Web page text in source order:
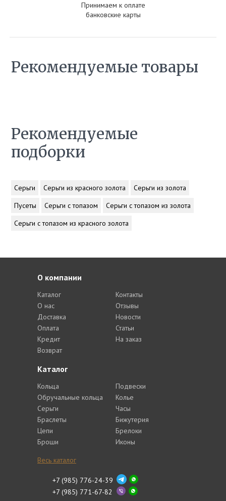
Принимаем к оплате
банковские карты
Рекомендуемые товары
Рекомендуемые
подборки
Серьги Серьги из красного золота
Серьги из золота
Пусеты
Серьги с топазом
Серьги с топазом из золота
Серьги с топазом из красного золота
Каталог
Кольца
Обручальные кольца
Серьги
Браслеты
Цепи
Броши
Подвески
Колье
Часы
Бижутерия
Брелоки
Иконы
Весь каталог
О компании
Каталог
О нас
Доставка
Оплата
Кредит
Возврат
Контакты
Отзывы
Новости
Статьи
На заказ
+7 (985) 776-24-39
+7 (985) 771-67-82